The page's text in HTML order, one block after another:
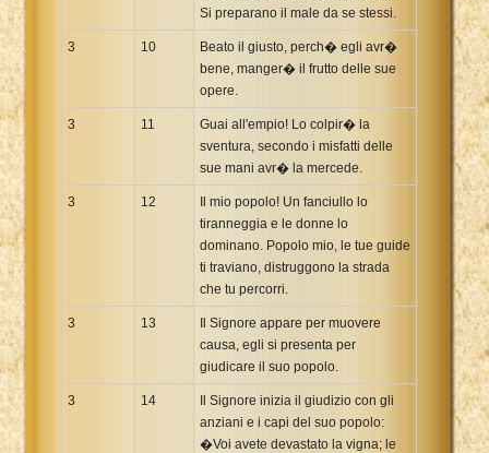
Si preparano il male da se stessi.
3 10
Beato il giusto, perch� egli avr�
bene, manger� il frutto delle sue
opere.
3 11
Guai all'empio! Lo colpir� la
sventura, secondo i misfatti delle
sue mani avr� la mercede.
3 12
Il mio popolo! Un fanciullo lo
tiranneggia e le donne lo
dominano. Popolo mio, le tue guide
ti traviano, distruggono la strada
che tu percorri.
3 13
Il Signore appare per muovere
causa, egli si presenta per
giudicare il suo popolo.
3 14
Il Signore inizia il giudizio con gli
anziani e i capi del suo popolo:
�Voi avete devastato la vigna; le